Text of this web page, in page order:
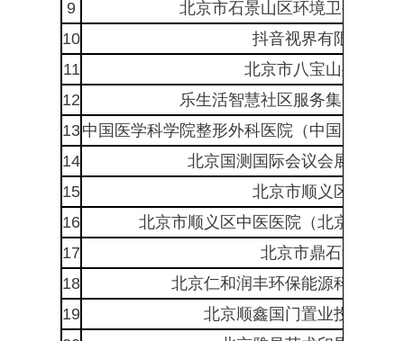
9
北京市石景山区环境卫生服务
10
抖音视界有限公司
11
北京市八宝山殡仪馆
12
乐生活智慧社区服务集团股份
13中国医学科学院整形外科医院（中国医学科
14
北京国测国际会议会展中心有
15
北京市顺义区医院
16
北京市顺义区中医医院（北京中医医
17
北京市鼎石学校
18
北京仁和润丰环保能源科技发展
19
北京顺鑫国门置业投资有限